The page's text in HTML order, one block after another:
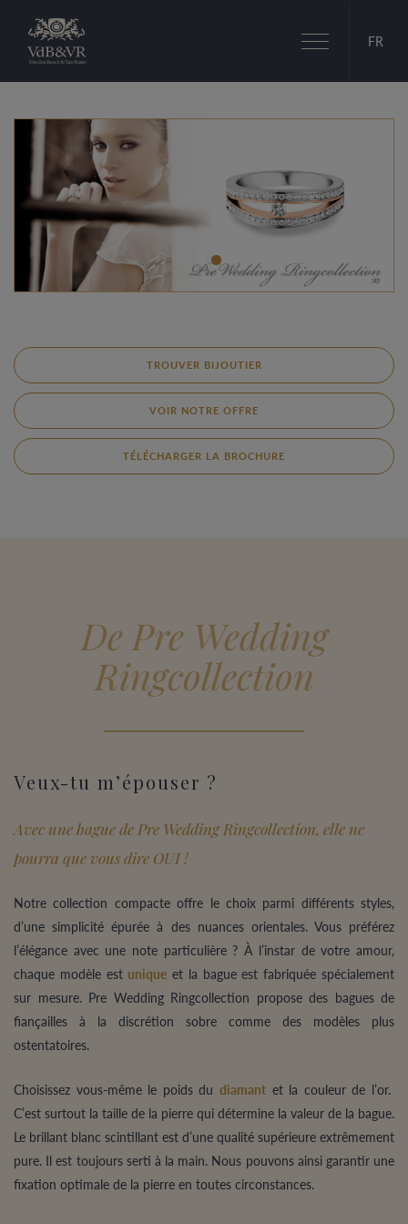
FR
Basculer
la
TROUVER BIJOUTIER
VOIR NOTRE OFFRE
TÉLÉCHARGER LA BROCHURE
De Pre Wedding
Ringcollection
Veux-tu m’épouser ?
Avec une bague de Pre Wedding Ringcollection, elle ne
pourra que vous dire OUI !
Notre collection compacte offre le choix parmi différents styles,
d’une simplicité épurée à des nuances orientales. Vous préférez
l’élégance avec une note particulière ? À l’instar de votre amour,
chaque modèle est unique et la bague est fabriquée spécialement
sur mesure. Pre Wedding Ringcollection propose des bagues de
fiançailles à la discrétion sobre comme des modèles plus
ostentatoires.
Choisissez vous-même le poids du diamant et la couleur de l’or.
C’est surtout la taille de la pierre qui détermine la valeur de la bague.
Le brillant blanc scintillant est d’une qualité supérieure extrêmement
pure. Il est toujours serti à la main. Nous pouvons ainsi garantir une
fixation optimale de la pierre en toutes circonstances.